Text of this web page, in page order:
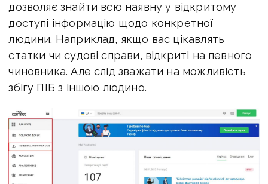
дозволяє знайти всю наявну у відкритому
доступі інформацію щодо конкретної
людини. Наприклад, якщо вас цікавлять
статки чи судові справи, відкриті на певного
чиновника. Але слід зважати на можливість
збігу ПІБ з іншою людино.